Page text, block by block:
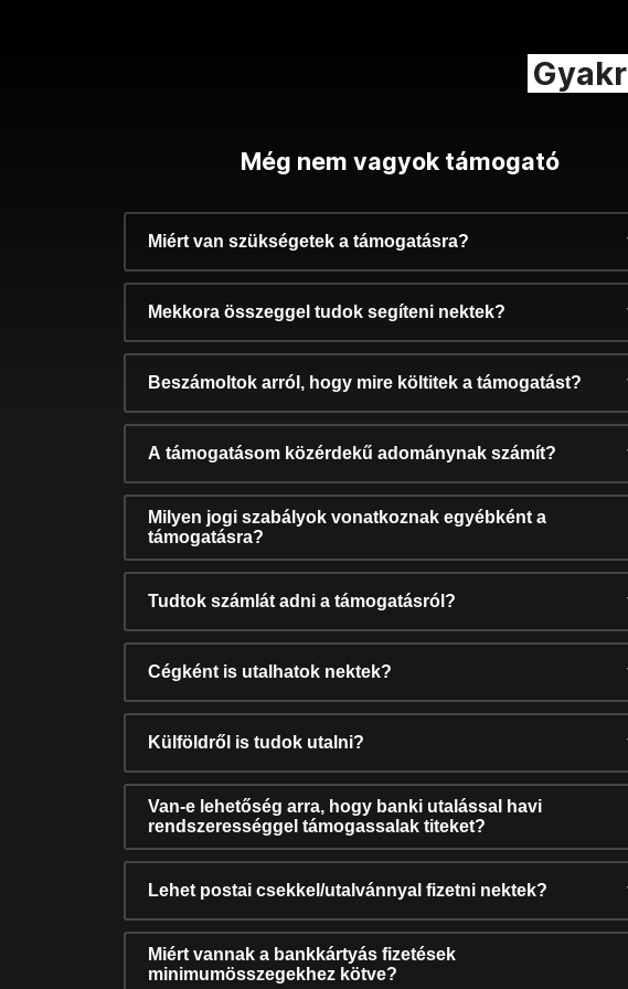
Még nem vagyok támogató
Miért van szükségetek a támogatásra?
Mekkora összeggel tudok segíteni nektek?
Beszámoltok arról, hogy mire költitek a támogatást?
A támogatásom közérdekű adománynak számít?
Milyen jogi szabályok vonatkoznak egyébként a
támogatásra?
Tudtok számlát adni a támogatásról?
Cégként is utalhatok nektek?
Külföldről is tudok utalni?
Van-e lehetőség arra, hogy banki utalással havi
rendszerességgel támogassalak titeket?
Lehet postai csekkel/utalvánnyal fizetni nektek?
Miért vannak a bankkártyás fizetések
minimumösszegekhez kötve?